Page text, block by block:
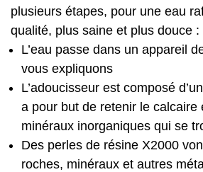
plusieurs étapes, pour une eau
qualité, plus saine et plus douce :
L’eau passe dans un appareil
vous expliquons
L’adoucisseur est composé
a pour but de retenir le calcaire
minéraux inorganiques qui se
Des perles de résine X2000
roches, minéraux et autres